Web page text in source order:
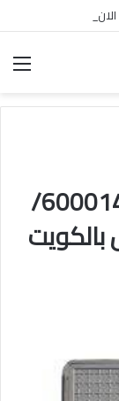
تركيب بواليع بالكويت/60001486/